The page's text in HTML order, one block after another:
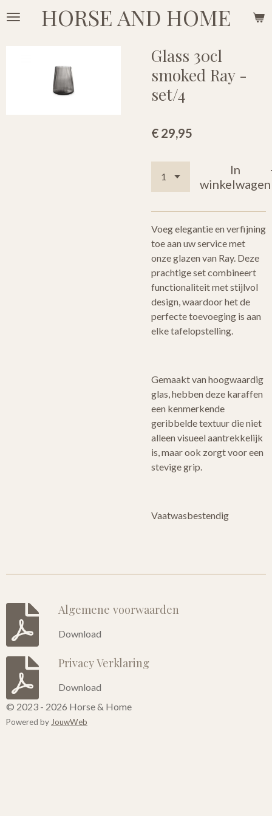
Ga
hoofdinhoud
HORSE AND HOME
Glass 30cl
smoked Ray -
set/4
€ 29,95
In
winkelwagen
Voeg elegantie en verfijning
toe aan uw service met
onze glazen van Ray. Deze
prachtige set combineert
functionaliteit met stijlvol
design, waardoor het de
perfecte toevoeging is aan
elke tafelopstelling.
Gemaakt van hoogwaardig
glas, hebben deze karaffen
een kenmerkende
geribbelde textuur die niet
alleen visueel aantrekkelijk
is, maar ook zorgt voor een
stevige grip.
Vaatwasbestendig
Algemene voorwaarden
Download
Privacy Verklaring
Download
© 2023 - 2026 Horse & Home
Powered byJouwWeb